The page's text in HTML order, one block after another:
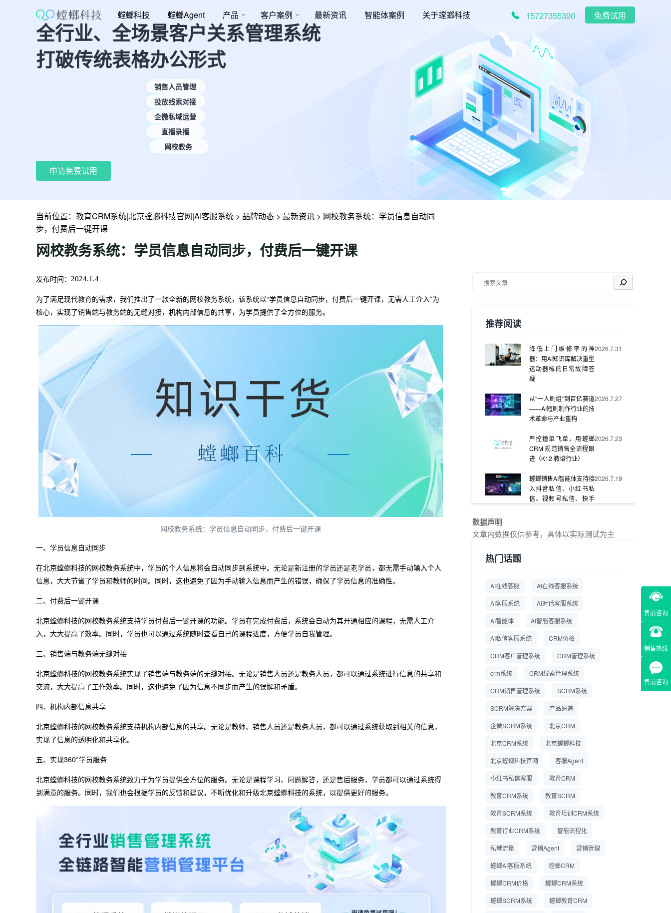
螳螂科技 螳螂Agent 产品 客户案例 最新资讯 智能体案例 关于螳螂科技 15727355390 免费试用
全行业、全场景客户关系管理系统
打破传统表格办公形式
销售人员管理
投放线索对接
企微私域运营
直播录播
网校教务
申请免费试用
售前咨询
销售热线
售前咨询
当前位置： 教育CRM系统|北京螳螂科技官网|AI客服系统 > 品牌动态 > 最新资讯 > 网校教务系统：学员信息自动同
步，付费后一键开课
网校教务系统：学员信息自动同步，付费后一键开课
发布时间： 2024.1.4
为了满足现代教育的需求，我们推出了一款全新的网校教务系统，该系统以“学员信息自动同步，付费后一键开课，无需人工介入”为
核心，实现了销售端与教务端的无缝对接，机构内部信息的共享，为学员提供了全方位的服务。
网校教务系统：学员信息自动同步，付费后一键开课
一、学员信息自动同步
在北京螳螂科技的网校教务系统中，学员的个人信息将会自动同步到系统中。无论是新注册的学员还是老学员，都无需手动输入个人
信息，大大节省了学员和教师的时间。同时，这也避免了因为手动输入信息而产生的错误，确保了学员信息的准确性。
二、付费后一键开课
北京螳螂科技的网校教务系统支持学员付费后一键开课的功能。学员在完成付费后，系统会自动为其开通相应的课程，无需人工介
入，大大提高了效率。同时，学员也可以通过系统随时查看自己的课程进度，方便学员自我管理。
三、销售端与教务端无缝对接
北京螳螂科技的网校教务系统实现了销售端与教务端的无缝对接。无论是销售人员还是教务人员，都可以通过系统进行信息的共享和
交流，大大提高了工作效率。同时，这也避免了因为信息不同步而产生的误解和矛盾。
四、机构内部信息共享
北京螳螂科技的网校教务系统支持机构内部信息的共享。无论是教师、销售人员还是教务人员，都可以通过系统获取到相关的信息，
实现了信息的透明化和共享化。
五、实现360°学员服务
北京螳螂科技的网校教务系统致力于为学员提供全方位的服务。无论是课程学习、问题解答，还是售后服务，学员都可以通过系统得
到满意的服务。同时，我们也会根据学员的反馈和建议，不断优化和升级北京螳螂科技的系统，以提供更好的服务。
搜索
推荐阅读
降低上门维修率的神
器：用AI知识库解决重型
运动器械的日常故障答
疑
2026.7.31
从“一人剧组”到百亿赛道
——AI短剧制作行业的技
术革命与产业重构
2026.7.27
严控撞单飞单，用螳螂
CRM 规范销售全流程跟
进（K12 教培行业）
2026.7.23
螳螂销售AI智能体支持接
入抖音私信、小红书私
信、视频号私信、快手
2026.7.19
螳螂系统专为K12/职业
交：螳螂科技销售AI智能
一站式SCRM系统企微
全流程
商用SCRM系统企微工
营成本
2026.7.14
企业微信 私域用户精细
螳螂教育CRM助力教培
机构精细化运营
数据声明
文章内数据仅供参考，具体以实际测试为主
热门话题
AI在线客服 AI在线客服系统
AI客服系统 AI对话客服系统
AI智能体 AI智能客服系统
AI私信客服系统 CRM价格
CRM客户管理系统 CRM管理系统
crm系统 CRM线索管理系统
CRM销售管理系统 SCRM系统
SCRM解决方案 产品速递
企微SCRM系统 北京CRM
北京CRM系统 北京螳螂科技
北京螳螂科技官网 客服Agent
小红书私信客服 教育CRM
教育CRM系统 教育SCRM
教育SCRM系统 教育培训CRM系统
教育行业CRM系统 智能流程化
私域流量 营销Agent 营销管理
螳螂AI客服系统 螳螂CRM
螳螂CRM价格 螳螂CRM系统
螳螂SCRM系统 螳螂教育CRM